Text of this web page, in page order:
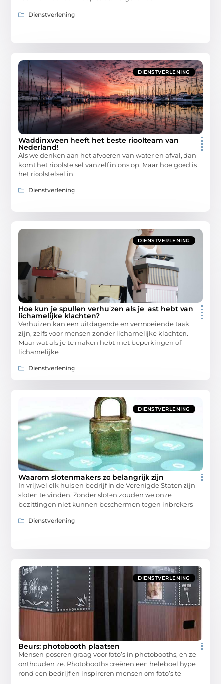
Dienstverlening
DIENSTVERLENING
Waddinxveen heeft het beste rioolteam van
Nederland!
Als we denken aan het afvoeren van water en afval, dan
komt het rioolstelsel vanzelf in ons op. Maar hoe goed is
het rioolstelsel in
Dienstverlening
DIENSTVERLENING
Hoe kun je spullen verhuizen als je last hebt van
lichamelijke klachten?
Verhuizen kan een uitdagende en vermoeiende taak
zijn, zelfs voor mensen zonder lichamelijke klachten.
Maar wat als je te maken hebt met beperkingen of
lichamelijke
Dienstverlening
DIENSTVERLENING
Waarom slotenmakers zo belangrijk zijn
In vrijwel elk huis en bedrijf in de Verenigde Staten zijn
sloten te vinden. Zonder sloten zouden we onze
bezittingen niet kunnen beschermen tegen inbrekers
Dienstverlening
DIENSTVERLENING
Beurs: photobooth plaatsen
Mensen poseren graag voor foto’s in photobooths, en ze
onthouden ze. Photobooths creëren een heleboel hype
rond een bedrijf en inspireren mensen om foto’s te